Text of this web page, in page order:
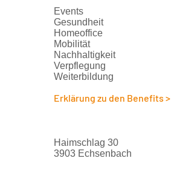
Events
Gesundheit
Homeoffice
Mobilität
Nachhaltigkeit
Verpflegung
Weiterbildung
Erklärung zu den Benefits >
Haimschlag 30
3903 Echsenbach